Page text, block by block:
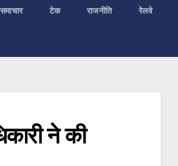
टेक राजनीति रेलवे
ने की